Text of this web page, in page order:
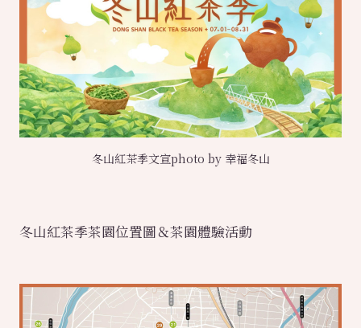
冬山紅茶季文宣photo by 幸福冬山
冬山紅茶季茶園位置圖＆茶園體驗活動